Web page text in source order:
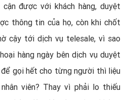
được với khách hàng, duyệt
thông tin của họ, còn khi chốt
cậy tới dịch vụ telesale, vì sao
hàng ngày bên dịch vụ duyệt
để gọi hết cho từng người thì liệu
viên? Thay vì phải lo thiếu